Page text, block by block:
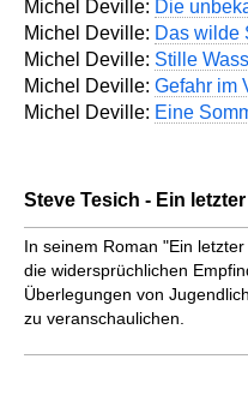
Michel Deville: Die
Michel Deville: Das wilde
Michel Deville: Stille
Michel Deville: Gefahr im
Michel Deville: Eine
Steve Tesich - Ein
In seinem Roman "Ein
die widersprüchlichen
Überlegungen von
zu veranschaulichen.